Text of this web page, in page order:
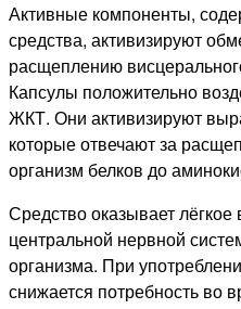
Активные компоненты,
средства, активизируют
расщеплению
Капсулы положительно
ЖКТ. Они активизируют
которые отвечают за
организм белков до
Средство оказывает лёгкое
центральной нервной
организма. При
снижается потребность во